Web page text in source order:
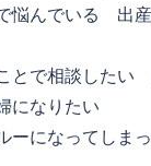
悩んでいる 出
とで相談したい
になりたい
ーになってしま